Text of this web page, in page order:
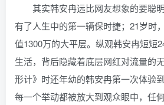
其实韩安冉远比网友想象的要聪
有了人生中的第一辆保时捷；21岁时
值1300万的大平层。纵观韩安冉短短
生活，背后隐藏着底层网红对流量的
形计》时还年幼的韩安冉第一次体验
每一个举动都被放大到观众眼中，任